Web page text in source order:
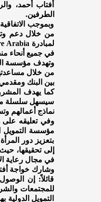
أفتاب أحمد،
الطرفين.
وبموجب
من خلال دعم
في جميع أنحاء
من خلال
بين البنك
كما يهدف
سيسهل سلسلة من
نماذج أعمالهم
وفي تعليقه على
مؤسسة التمويل
بتعزيز دور
إلى تحقيقها،
في مجال رعاية
وشارك خواجة
قائلاً: إن
التمويل